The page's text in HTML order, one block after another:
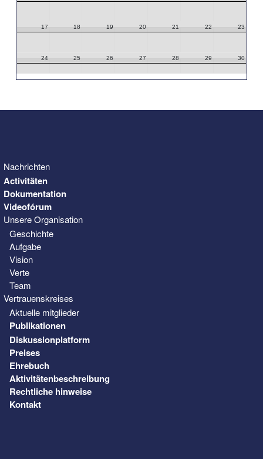
17 18 19 20 21 22 23
24 25 26 27 28 29 30
Nachrichten
Activitäten
Dokumentation
Videofórum
Unsere Organisation
Geschichte
Aufgabe
Vision
Verte
Team
Vertrauenskreises
Aktuelle mitglieder
Publikationen
Diskussionplatform
Preises
Ehrebuch
Aktivitätenbeschreibung
Rechtliche hinweise
Kontakt